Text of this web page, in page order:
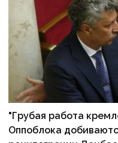
"Грубая работа
Оппоблока